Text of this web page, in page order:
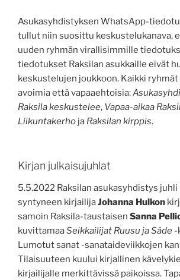
Asukasyhdistyksen WhatsApp-
tullut niin suosittu keskustelukanava,
uuden ryhmän virallisimmille
tiedotukset Raksilan asukkaille eivät
keskustelujen joukkoon. Kaikki ryhmät
avoimia että vapaaehtoisia:
Raksila keskustelee, Vapaa-aikaa
Liikuntakerho ja Raksilan kirppis.
Kirjan julkaisujuhlat
5.5.2022 Raksilan asukasyhdistys juhli
syntyneen kirjailijaJohanna Hulkon
samoin Raksila-taustaisen Sanna
kuvittamaaSeikkailijat Ruusu ja Säde -
Lumotut sanat -sanataideviikkojen
Tilaisuuteen kuului kirjallinen
kirjailijalle merkittävissä paikoissa.